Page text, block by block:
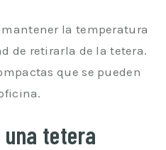
mantener la temperatura
de retirarla de la tetera.
que se pueden
tetera